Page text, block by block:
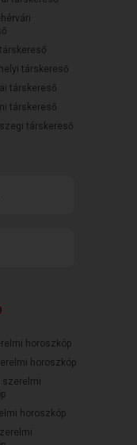
társkereső
társkereső
társkereső
társkereső
horoszkóp
horoszkóp
szerelmi
horoszkóp